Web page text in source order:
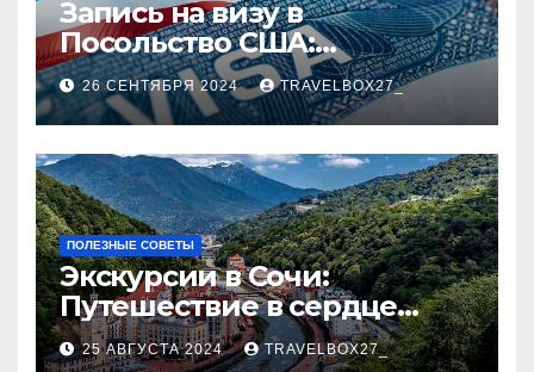
Запись на визу в
Посольство США:
Пошаговое руководство
26 СЕНТЯБРЯ 2024 TRAVELBOX27_
ПОЛЕЗНЫЕ СОВЕТЫ
Экскурсии в Сочи:
Путешествие в сердце
Черноморского курорта
25 АВГУСТА 2024 TRAVELBOX27_